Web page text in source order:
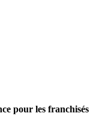
pour les franchisés